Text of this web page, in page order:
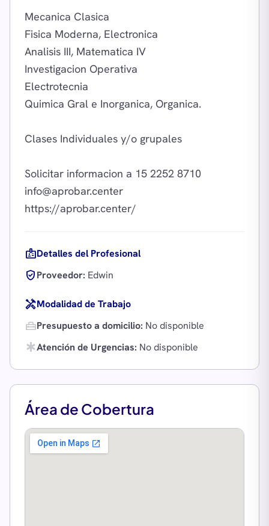
Mecanica Clasica
Fisica Moderna, Electronica
Analisis III, Matematica IV
Investigacion Operativa
Electrotecnia
Quimica Gral e Inorganica, Organica.
Clases Individuales y/o grupales
info@aprobar.center
badgeDetalles del Profesional
verified_userProveedor: Edwin
handymanModalidad de Trabajo
home_repair_servicePresupuesto a domicilio: No disponible
emergencyAtención de Urgencias: No disponible
Área de Cobertura